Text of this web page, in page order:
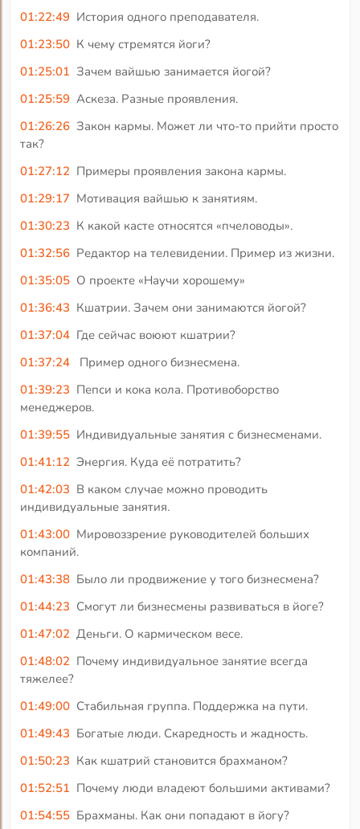
01:22:49 История одного преподавателя.
01:23:50 К чему стремятся йоги?
01:25:01 Зачем вайшью занимается йогой?
01:25:59 Аскеза. Разные проявления.
01:26:26 Закон кармы. Может ли что-то прийти просто
так?
01:27:12 Примеры проявления закона кармы.
01:29:17 Мотивация вайшью к занятиям.
01:30:23 К какой касте относятся «пчеловоды».
01:32:56 Редактор на телевидении. Пример из жизни.
01:35:05 О проекте «Научи хорошему»
01:36:43 Кшатрии. Зачем они занимаются йогой?
01:37:04 Где сейчас воюют кшатрии?
01:37:24
Пример одного бизнесмена.
01:39:23 Пепси и кока кола. Противоборство
менеджеров.
01:39:55 Индивидуальные занятия с бизнесменами.
01:41:12 Энергия. Куда её потратить?
01:42:03 В каком случае можно проводить
индивидуальные занятия.
01:43:00 Мировоззрение руководителей больших
компаний.
01:43:38 Было ли продвижение у того бизнесмена?
01:44:23 Смогут ли бизнесмены развиваться в йоге?
01:47:02 Деньги. О кармическом весе.
01:48:02 Почему индивидуальное занятие всегда
тяжелее?
01:49:00 Стабильная группа. Поддержка на пути.
01:49:43 Богатые люди. Скаредность и жадность.
01:50:23 Как кшатрий становится брахманом?
01:52:51 Почему люди владеют большими активами?
01:54:55 Брахманы. Как они попадают в йогу?